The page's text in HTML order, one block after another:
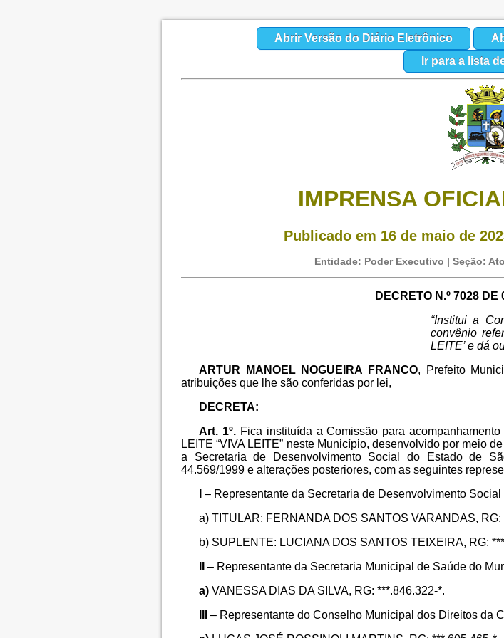
Abrir Versão do Diário Eletrônico
Ir para a lista
IMPRENSA
Publicado em 16 de maio de
Entidade: Poder Executivo | Seção:
DECRETO N.º 7028
“Institui a
convênio
LEITE’ e dá
ARTUR MANOEL NOGUEIRA FRANCO, Prefeito
atribuições que lhe são conferidas por lei,
DECRETA:
Art. 1º. Fica instituída a Comissão para
LEITE “VIVA LEITE” neste Município, desenvolvido por meio
a Secretaria de Desenvolvimento Social do Estado de
44.569/1999 e alterações posteriores, com as seguintes
– Representante da Secretaria de Desenvolvimento
a) TITULAR: FERNANDA DOS SANTOS VARANDAS, RG:
b) SUPLENTE: LUCIANA DOS SANTOS TEIXEIRA, RG:
– Representante da Secretaria Municipal de Saúde do
a)VANESSA DIAS DA SILVA, RG: ***.846.322-*.
– Representante do Conselho Municipal dos Direitos da